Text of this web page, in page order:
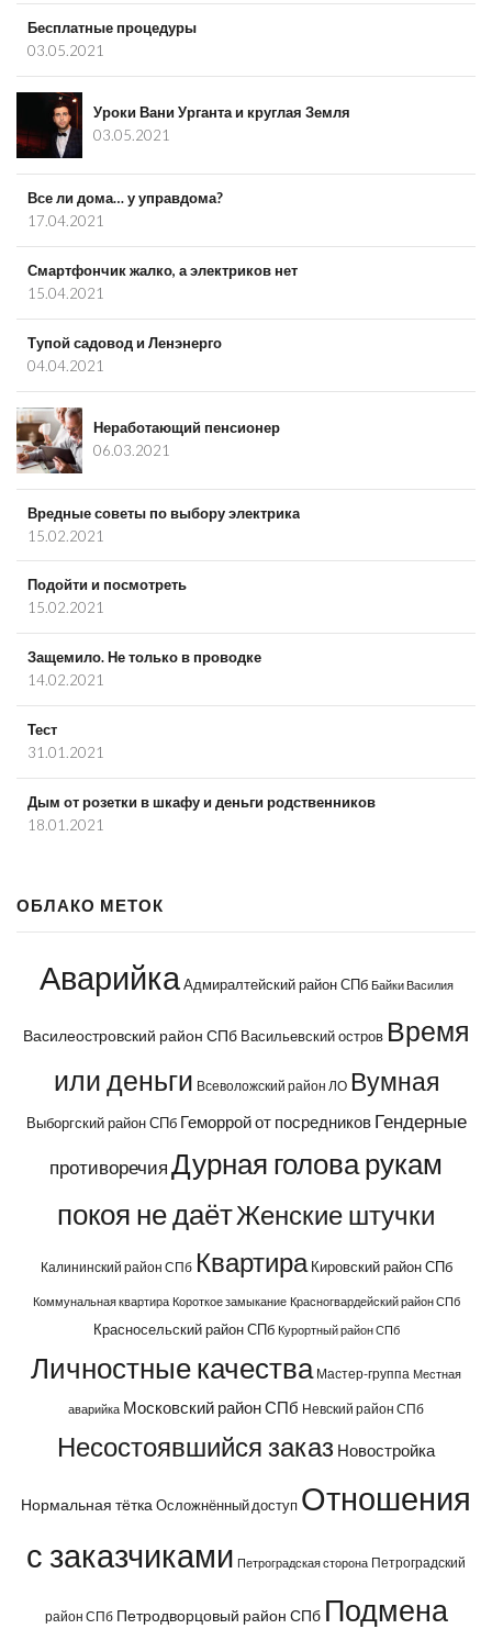
Бесплатные процедуры
03.05.2021
Уроки Вани Урганта и круглая Земля
03.05.2021
Все ли дома… у управдома?
17.04.2021
Смартфончик жалко, а электриков нет
15.04.2021
Тупой садовод и Ленэнерго
04.04.2021
Неработающий пенсионер
06.03.2021
Вредные советы по выбору электрика
15.02.2021
Подойти и посмотреть
15.02.2021
Защемило. Не только в проводке
14.02.2021
Тест
31.01.2021
Дым от розетки в шкафу и деньги родственников
18.01.2021
ОБЛАКО МЕТОК
Аварийка Адмиралтейский район СПб Байки Василия
Василеостровский район СПб Васильевский остров Время
или деньги Всеволожский район ЛО Вумная
Выборгский район СПб Геморрой от посредников Гендерные
противоречияДурная голова рукам
покоя не даётЖенские штучки
Калининский район СПб Квартира Кировский район СПб
Коммунальная квартира Короткое замыкание Красногвардейский район СПб
Красносельский район СПб Курортный район СПб
Личностные качества Мастер-группа Местная
аварийка Московский район СПб Невский район СПб
Несостоявшийся заказ Новостройка
Нормальная тётка Осложнённый доступ Отношения
с заказчиками Петроградская сторона Петроградский
район СПб Петродворцовый район СПб Подмена